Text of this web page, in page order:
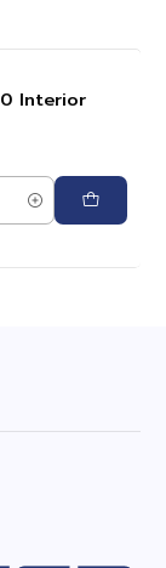
Interior